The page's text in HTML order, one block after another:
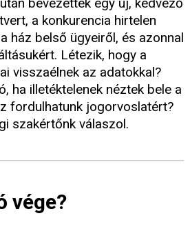
a konkurencia hirtelen
ház belső ügyeiről, és azonnal
Létezik, hogy a
visszaélnek az adatokkal?
ha illetéktelenek néztek bele a
fordulhatunk jogorvoslatért?
szakértőnk válaszol.
vége?